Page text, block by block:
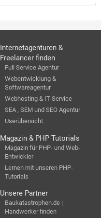
Internetagenturen &
Freelancer finden
Full Service Agentur
Webentwicklung &
Softwareagentur
Webhosting & IT-Service
SEA , SEM und SEO Agentur
Userübersicht
Magazin & PHP Tutorials
Magazin für PHP- und Web-
Entwickler
Lernen mit unseren PHP-
Tutorials
Unsere Partner
Baukatastrophen.de |
Handwerker finden